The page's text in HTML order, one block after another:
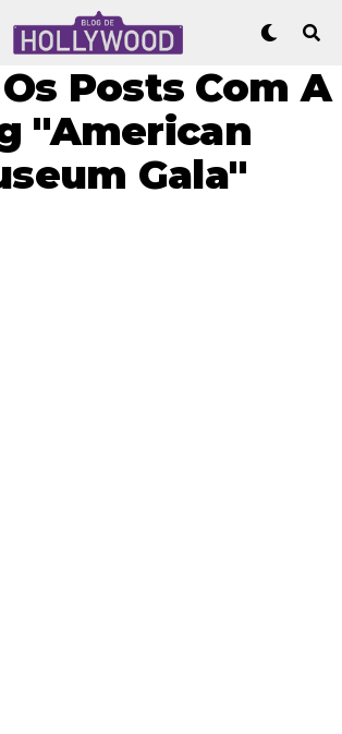
Posts Com A
"American
Gala"